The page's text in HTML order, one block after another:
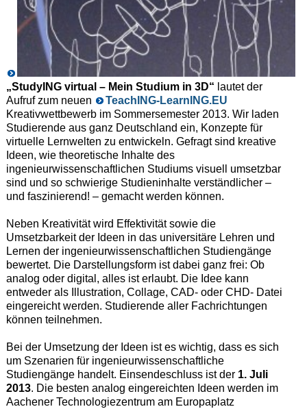
„StudyING virtual – Mein Studium in 3D“ lautet der
Aufruf zum neuen
TeachING-LearnING.EU
Kreativwettbewerb im Sommersemester 2013. Wir laden
Studierende aus ganz Deutschland ein, Konzepte für
virtuelle Lernwelten zu entwickeln. Gefragt sind kreative
Ideen, wie theoretische Inhalte des
ingenieurwissenschaftlichen Studiums visuell umsetzbar
sind und so schwierige Studieninhalte verständlicher –
und faszinierend! – gemacht werden können.
Neben Kreativität wird Effektivität sowie die
Umsetzbarkeit der Ideen in das universitäre Lehren und
Lernen der ingenieurwissenschaftlichen Studiengänge
bewertet. Die Darstellungsform ist dabei ganz frei: Ob
analog oder digital, alles ist erlaubt. Die Idee kann
entweder als Illustration, Collage, CAD- oder CHD- Datei
eingereicht werden. Studierende aller Fachrichtungen
können teilnehmen.
Bei der Umsetzung der Ideen ist es wichtig, dass es sich
um Szenarien für ingenieurwissenschaftliche
Studiengänge handelt. Einsendeschluss ist der 1. Juli
2013. Die besten analog eingereichten Ideen werden im
Aachener Technologiezentrum am Europaplatz